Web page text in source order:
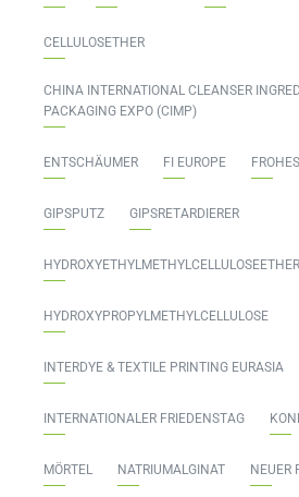
CELLULOSETHER
CHINA INTERNATIONAL CLEANSER
PACKAGING EXPO (CIMP)
ENTSCHÄUMER FI EUROPE
GIPSPUTZ GIPSRETARDIERER
HYDROXYETHYLMETHYLCELLULOSEETHER
HYDROXYPROPYLMETHYLCELLULOSE
INTERDYE & TEXTILE PRINTING EURASIA
INTERNATIONALER FRIEDENSTAG
MÖRTEL NATRIUMALGINAT NEUER